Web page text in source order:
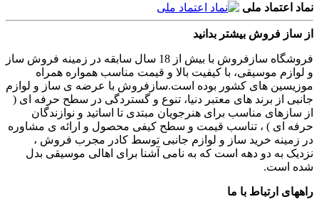
نماد اعتماد ملی
از ساز فروش بیشتر بدانید
فروشگاه سازفروش با بیش از 18 سال سابقه در زمینه فروش ساز
و لوازم موسیقی، با کیفیت بالا و قیمت مناسب همواره همراه
موزیسین های کشور بوده است.سازفروش با عرضه ی ساز و لوازم
جانبی از برند های معتبر دنیا، تنوع و گستردگی در سطح حرفه ای (
از سازهای مناسب برای هنرجویان مبتدی تا اساتید و نوازندگان
حرفه ای ) ، تناسب قیمت و سطح کیفی محصول و ارائه ی مشاوره
در زمینه خرید ساز و لوازم جانبی توسط کادر مجرب فروش ،
نزدیک به دو دهه است که به نامی آشنا برای اهالی موسیقی بدل
شده است.
راههای ارتباط با ما